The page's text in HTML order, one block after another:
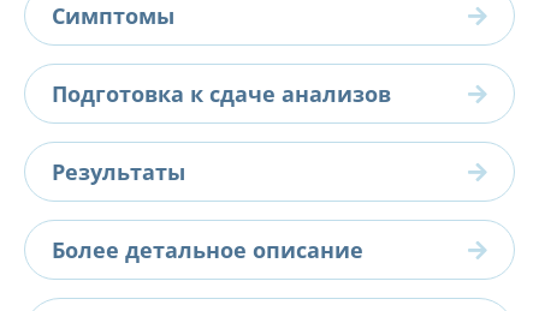
Симптомы
Подготовка к сдаче анализов
Результаты
Более детальное описание